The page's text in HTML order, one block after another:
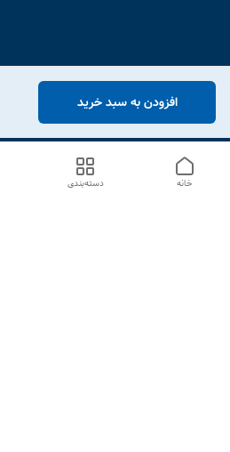
افزودن به سبد خرید
دسته‌بندی خانه